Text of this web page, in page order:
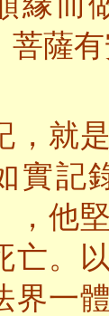
薩有
，就
實記
，他
亡。
界一